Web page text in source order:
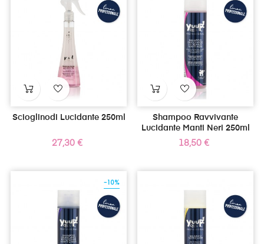
Scioglinodi Lucidante 250ml
Prezzo
27,30 €
Shampoo Ravvivante
Lucidante Manti Neri 250ml
Prezzo
18,50 €
-10%